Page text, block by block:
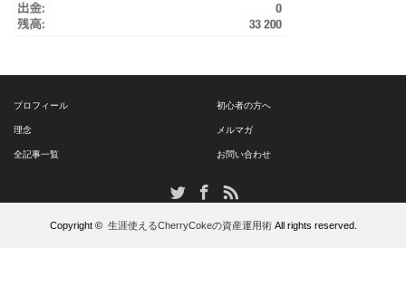
プロフィール 初心者の方へ
理念 メルマガ
全記事一覧 お問い合わせ
TwitterFacebook
Copyright © 生涯使えるCherryCokeの資産運用術All rights reserved.